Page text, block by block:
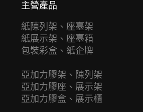
主營產品
紙陳列架、座臺架
紙展示架、座臺箱
包裝彩盒、紙企牌
亞加力膠架、陳列架
亞加力膠座、展示架
亞加力膠盒、展示櫃